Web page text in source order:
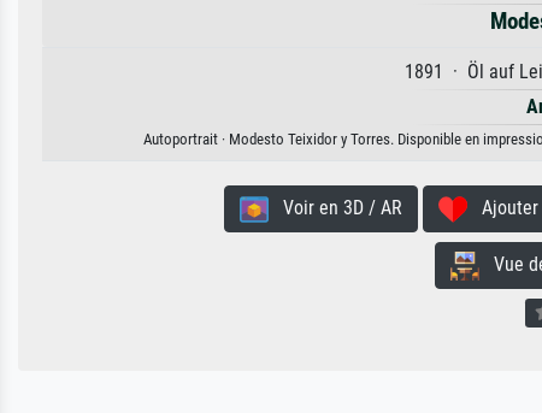
1891 · Öl auf
Autoportrait · Modesto Teixidor y Torres. Disponible en
Voir en 3D / AR Ajouter
Vue